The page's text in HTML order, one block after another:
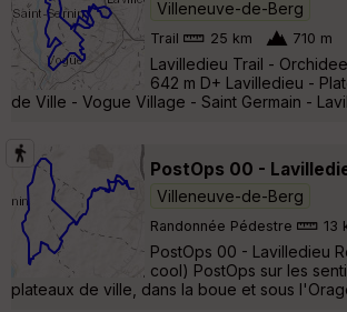
Villeneuve-de-Berg
Trail 25 km 710 m
Lavilledieu Trail -
642 m D+ Lavilledieu -
de Ville - Vogue Village - Saint Germain -
PostOps 00 -
Villeneuve-de-Berg
Randonnée Pédestre 13
PostOps 00 - Lavilledieu
cool) PostOps sur les
plateaux de ville, dans la boue et sous